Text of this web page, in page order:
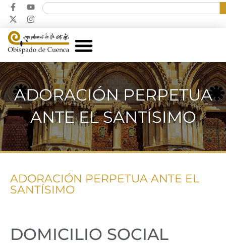
ADORACIÓN PERPETUA
ANTE EL SANTÍSIMO
ADORACIÓN PERPETUA ANTE EL
SANTÍSIMO
DOMICILIO SOCIAL